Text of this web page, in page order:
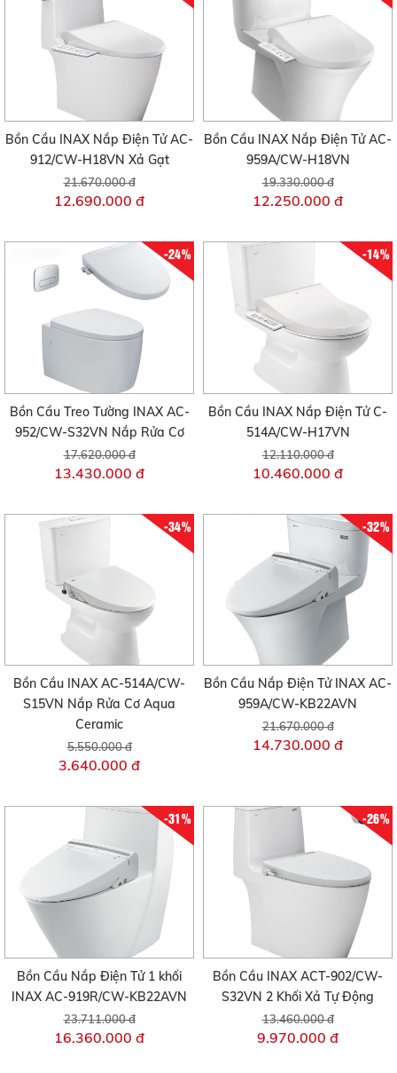
Bồn Cầu INAX Nắp Điện Tử AC-
912/CW-H18VN Xả Gạt
21.670.000 đ
12.690.000 đ
Bồn Cầu INAX Nắp Điện Tử AC-
959A/CW-H18VN
19.330.000 đ
12.250.000 đ
-24%
Bồn Cầu Treo Tường INAX AC-
952/CW-S32VN Nắp Rửa Cơ
17.620.000 đ
13.430.000 đ
-14%
Bồn Cầu INAX Nắp Điện Tử C-
514A/CW-H17VN
12.110.000 đ
10.460.000 đ
-34%
Bồn Cầu INAX AC-514A/CW-
S15VN Nắp Rửa Cơ Aqua
Ceramic
5.550.000 đ
3.640.000 đ
-32%
Bồn Cầu Nắp Điện Tử INAX AC-
959A/CW-KB22AVN
21.670.000 đ
14.730.000 đ
-31%
Bồn Cầu Nắp Điện Tử 1 khối
INAX AC-919R/CW-KB22AVN
23.711.000 đ
16.360.000 đ
-26%
Bồn Cầu INAX ACT-902/CW-
S32VN 2 Khối Xả Tự Động
13.460.000 đ
9.970.000 đ